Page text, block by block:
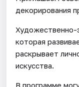
декорирования
Художественно-
которая
раскрывает
искусства.
В программе